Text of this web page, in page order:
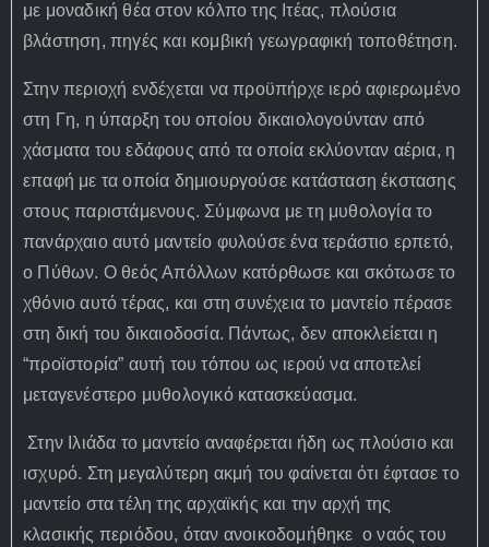
με μοναδική θέα στον κόλπο της Ιτέας, πλούσια
βλάστηση, πηγές και κομβική γεωγραφική τοποθέτηση.
Στην περιοχή ενδέχεται να προϋπήρχε ιερό αφιερωμένο
στη Γη, η ύπαρξη του οποίου δικαιολογούνταν από
χάσματα του εδάφους από τα οποία εκλύονταν αέρια, η
επαφή με τα οποία δημιουργούσε κατάσταση έκστασης
στους παριστάμενους. Σύμφωνα με τη μυθολογία το
πανάρχαιο αυτό μαντείο φυλούσε ένα τεράστιο ερπετό,
ο Πύθων. Ο θεός Απόλλων κατόρθωσε και σκότωσε το
χθόνιο αυτό τέρας, και στη συνέχεια το μαντείο πέρασε
στη δική του δικαιοδοσία. Πάντως, δεν αποκλείεται η
“προϊστορία” αυτή του τόπου ως ιερού να αποτελεί
μεταγενέστερο μυθολογικό κατασκεύασμα.
Στην Ιλιάδα το μαντείο αναφέρεται ήδη ως πλούσιο και
ισχυρό. Στη μεγαλύτερη ακμή του φαίνεται ότι έφτασε το
μαντείο στα τέλη της αρχαϊκής και την αρχή της
κλασικής περιόδου, όταν ανοικοδομήθηκε ο ναός του